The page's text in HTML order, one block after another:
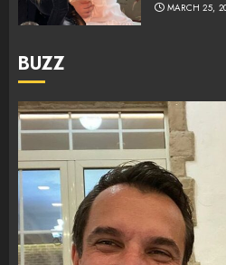
MARCH 25,
BUZZ